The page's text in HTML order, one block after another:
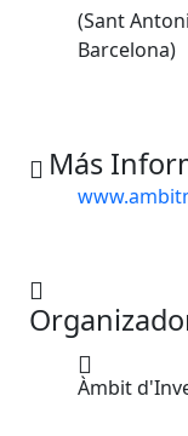
(Sant
Barcelona)
Más
Àmbit